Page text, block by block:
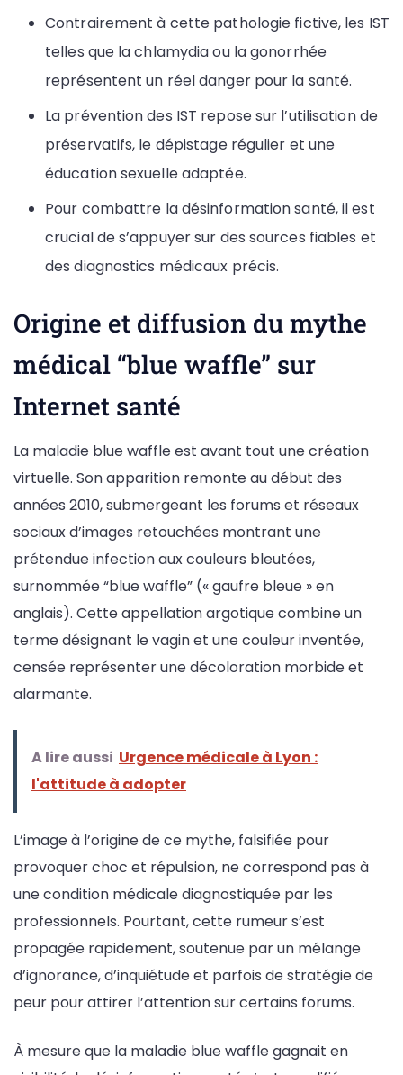
Contrairement à cette pathologie fictive, les IST
telles que la chlamydia ou la gonorrhée
représentent un réel danger pour la santé.
La prévention des IST repose sur l’utilisation de
préservatifs, le dépistage régulier et une
éducation sexuelle adaptée.
Pour combattre la désinformation santé, il est
crucial de s’appuyer sur des sources fiables et
des diagnostics médicaux précis.
Origine et diffusion du mythe
médical “blue waffle” sur
Internet santé
La maladie blue waffle est avant tout une création
virtuelle. Son apparition remonte au début des
années 2010, submergeant les forums et réseaux
sociaux d’images retouchées montrant une
prétendue infection aux couleurs bleutées,
surnommée “blue waffle” (« gaufre bleue » en
anglais). Cette appellation argotique combine un
terme désignant le vagin et une couleur inventée,
censée représenter une décoloration morbide et
alarmante.
A lire aussi Urgence médicale à Lyon :
l'attitude à adopter
L’image à l’origine de ce mythe, falsifiée pour
provoquer choc et répulsion, ne correspond pas à
une condition médicale diagnostiquée par les
professionnels. Pourtant, cette rumeur s’est
propagée rapidement, soutenue par un mélange
d’ignorance, d’inquiétude et parfois de stratégie de
peur pour attirer l’attention sur certains forums.
À mesure que la maladie blue waffle gagnait en